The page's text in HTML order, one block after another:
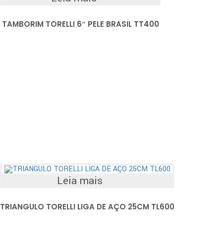
TAMBORIM TORELLI 6″ PELE BRASIL TT400
Leia mais
TRIANGULO TORELLI LIGA DE AÇO 25CM TL600